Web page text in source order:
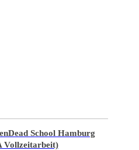
Dead School Hamburg
Vollzeitarbeit)